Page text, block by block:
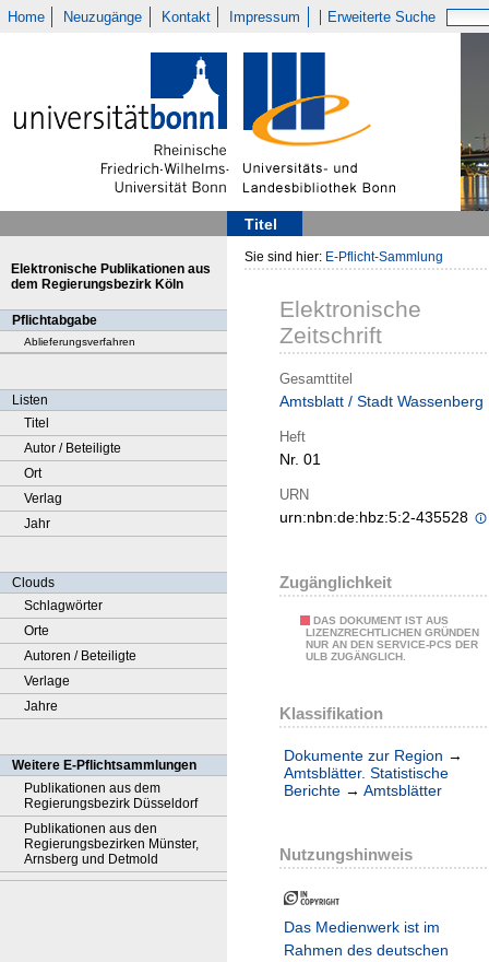
Home Neuzugänge Kontakt Impressum Erweiterte Suche
Titel
Elektronische Publikationen aus
dem Regierungsbezirk Köln
Pflichtabgabe
Ablieferungsverfahren
Listen
Titel
Autor / Beteiligte
Ort
Verlag
Jahr
Clouds
Schlagwörter
Orte
Autoren / Beteiligte
Verlage
Jahre
Weitere E-Pflichtsammlungen
Publikationen aus dem
Regierungsbezirk Düsseldorf
Publikationen aus den
Regierungsbezirken Münster,
Arnsberg und Detmold
Sie sind hier: E-Pflicht-Sammlung
Elektronische
Zeitschrift
Gesamttitel
Amtsblatt / Stadt Wassenberg
Heft
Nr. 01
URN
urn:nbn:de:hbz:5:2-435528
Zugänglichkeit
DAS DOKUMENT IST AUS
LIZENZRECHTLICHEN GRÜNDEN
NUR AN DEN SERVICE-PCS DER
ULB ZUGÄNGLICH.
Klassifikation
Dokumente zur Region →
Amtsblätter. Statistische
Berichte → Amtsblätter
Nutzungshinweis
Das Medienwerk ist im
Rahmen des deutschen